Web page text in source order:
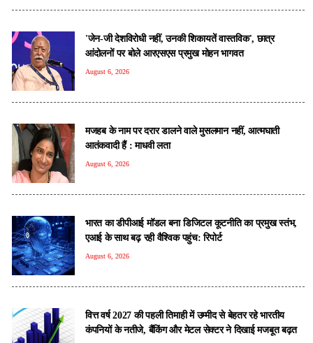
'जेन-जी देशविरोधी नहीं, उनकी शिकायतें वास्तविक', छात्र
आंदोलनों पर बोले आरएसएस प्रमुख मोहन भागवत
August 6, 2026
मजहब के नाम पर दरार डालने वाले मुसलमान नहीं, आत्मघाती
आतंकवादी हैं : माधवी लता
August 6, 2026
भारत का डीपीआई मॉडल बना डिजिटल कूटनीति का प्रमुख स्तंभ,
एआई के साथ बढ़ रही वैश्विक पहुंच: रिपोर्ट
August 6, 2026
वित्त वर्ष 2027 की पहली तिमाही में उम्मीद से बेहतर रहे भारतीय
कंपनियों के नतीजे, बैंकिंग और मेटल सेक्टर ने दिखाई मजबूत बढ़त